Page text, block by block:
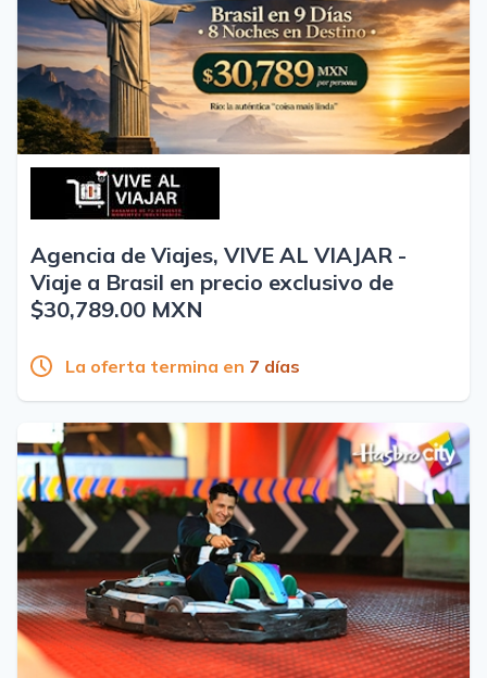
Agencia de Viajes, VIVE AL VIAJAR -
Viaje a Brasil en precio exclusivo de
$30,789.00 MXN
La oferta termina en 7 días